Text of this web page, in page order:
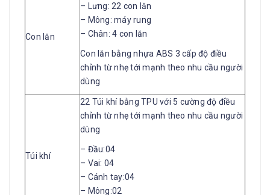
Con lăn
– Lưng: 22 con lăn
– Mông: máy rung
– Chân: 4 con lăn
Con lăn bằng nhựa ABS 3 cấp độ điều
chỉnh từ nhẹ tới mạnh theo nhu cầu người
dùng
Túi khí
22 Túi khí bằng TPU với 5 cường độ điều
chỉnh từ nhẹ tới mạnh theo nhu cầu người
dùng
– Đầu:04
– Vai: 04
– Cánh tay:04
– Mông:02